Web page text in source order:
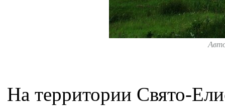
На территории Свято-